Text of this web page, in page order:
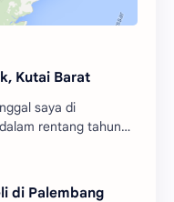
Transportasi Menuju Melak, Kutai Barat
saya di
rentang tahun
di Palembang